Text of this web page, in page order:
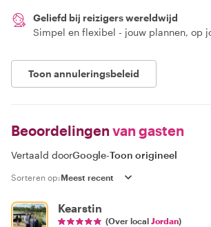
Geliefd bij reizigers wereldwijd
Simpel en flexibel - jouw plannen, op
Toon annuleringsbeleid
Beoordelingen van gasten
Vertaald doorGoogle-Toon origineel
Sorteren op:
Kearstin
(Over local Jordan)